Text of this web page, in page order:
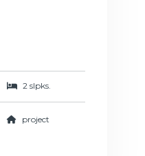
2 slpks.
project